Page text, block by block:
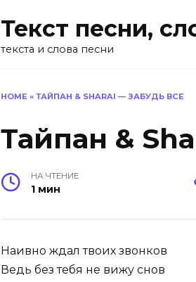
Текст песни,
текста и слова песни
HOME » ТАЙПАН & SHARAI — ЗАБУДЬ ВСЕ
Тайпан &
НА ЧТЕНИЕ
1 мин
Наивно ждал твоих звонков
Ведь без тебя не вижу снов